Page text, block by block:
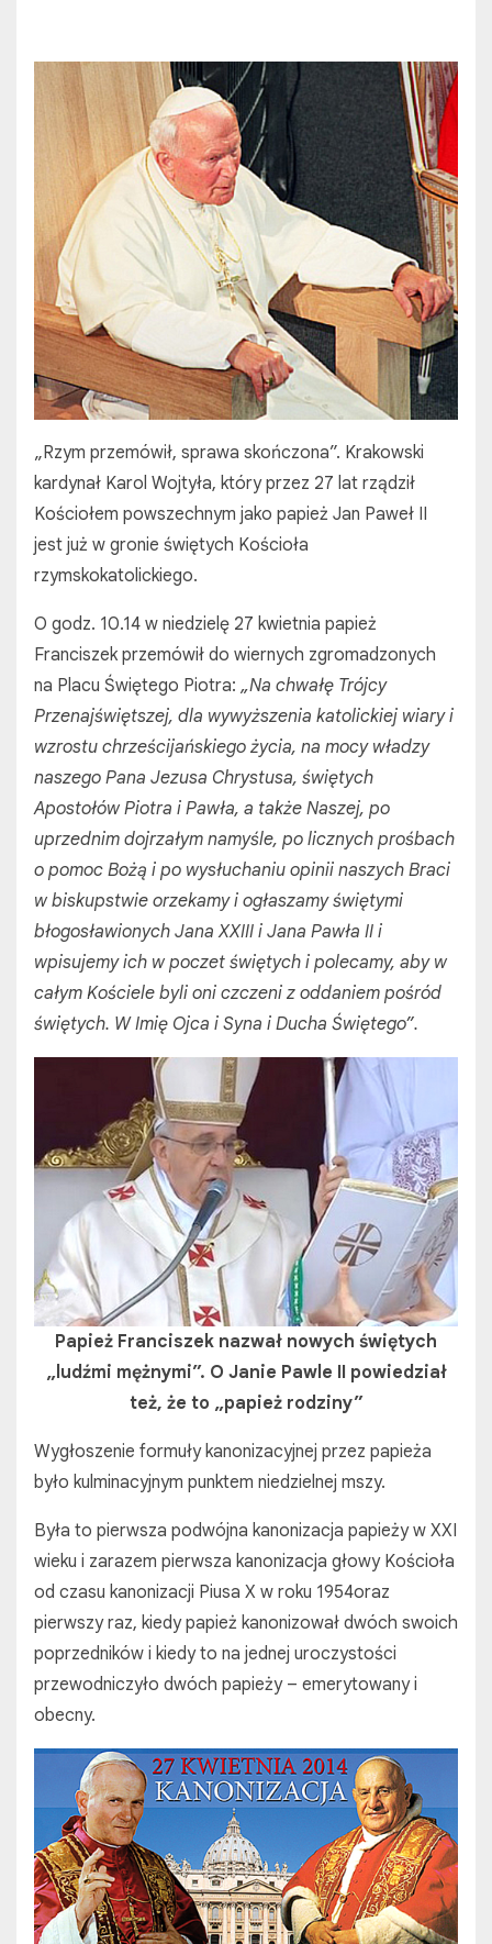
„Rzym przemówił, sprawa skończona”. Krakowski
kardynał Karol Wojtyła, który przez 27 lat rządził
Kościołem powszechnym jako papież Jan Paweł II
jest już w gronie świętych Kościoła
rzymskokatolickiego.
O godz. 10.14 w niedzielę 27 kwietnia papież
Franciszek przemówił do wiernych zgromadzonych
na Placu Świętego Piotra: „Na chwałę Trójcy
Przenajświętszej, dla wywyższenia katolickiej wiary i
wzrostu chrześcijańskiego życia, na mocy władzy
naszego Pana Jezusa Chrystusa, świętych
Apostołów Piotra i Pawła, a także Naszej, po
uprzednim dojrzałym namyśle, po licznych prośbach
o pomoc Bożą i po wysłuchaniu opinii naszych Braci
w biskupstwie orzekamy i ogłaszamy świętymi
błogosławionych Jana XXIII i Jana Pawła II i
wpisujemy ich w poczet świętych i polecamy, aby w
całym Kościele byli oni czczeni z oddaniem pośród
świętych. W Imię Ojca i Syna i Ducha Świętego”.
Papież Franciszek nazwał nowych świętych
„ludźmi mężnymi”. O Janie Pawle II powiedział
też, że to „papież rodziny”
Wygłoszenie formuły kanonizacyjnej przez papieża
było kulminacyjnym punktem niedzielnej mszy.
Była to pierwsza podwójna kanonizacja papieży w XXI
wieku i zarazem pierwsza kanonizacja głowy Kościoła
od czasu kanonizacji Piusa X w roku 1954oraz
pierwszy raz, kiedy papież kanonizował dwóch swoich
poprzedników i kiedy to na jednej uroczystości
przewodniczyło dwóch papieży – emerytowany i
obecny.